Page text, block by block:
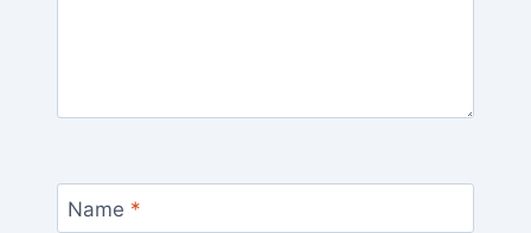
Name *